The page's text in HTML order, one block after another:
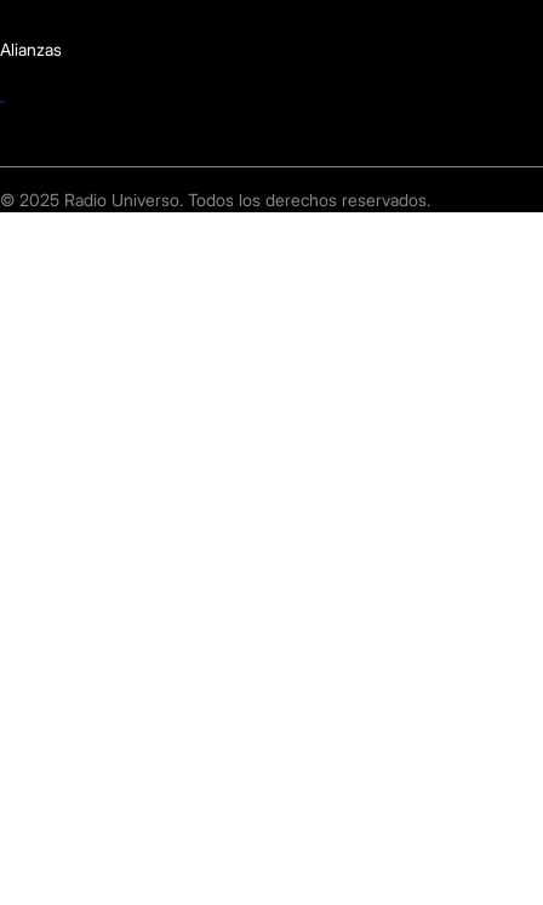
Alianzas
© 2025 Radio Universo. Todos los derechos reservados.